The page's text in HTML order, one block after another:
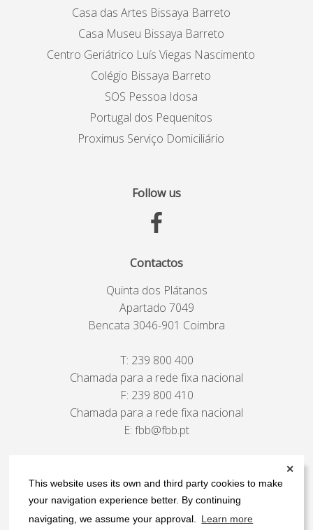
This website uses its own and third party cookies to make
your navigation experience better. By continuing
navigating, we assume your approval.
Learn more
✕
Casa das Artes Bissaya Barreto
Casa Museu Bissaya Barreto
Centro Geriátrico Luís Viegas Nascimento
Colégio Bissaya Barreto
SOS Pessoa Idosa
Portugal dos Pequenitos
Proximus Serviço Domiciliário
Follow us
Contactos
Quinta dos Plátanos
Apartado 7049
Bencata 3046-901 Coimbra
T: 239 800 400
Chamada para a rede fixa nacional
F: 239 800 410
Chamada para a rede fixa nacional
E: fbb@fbb.pt